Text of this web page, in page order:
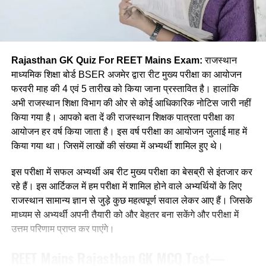
Ans :- ©
Q. कौनसी विधि सबसे प्राथमिक भाषा उपागम
कहलाती है?
(a) अनुकरण विधि
(b)व्यतिरेकी विधि
(c) व्याकरण अनुवाद विधि
(d) ध्वन्यात्मक विधि
Q. बम नृत्य किस जिले का प्रसिद्ध है?
(a) कोटा
(b) जयपुर
(c) भरतपुर
(d) झालावाड़
Ans:- ©
Q. जयनारायण व्यास को किस नृत्य को प्रकाश में लाने का श्रेय दिया जाता
है?
(a) डांग नृत्य
Rajasthan GK Quiz For REET Mains Exam: राजस्थान
माध्यमिक शिक्षा बोर्ड BSER अजमेर द्वारा रीट मुख्य परीक्षा का आयोजन
फरवरी माह की 4 एवं 5 तारीख को किया जाना प्रस्तावित है। हालांकि
अभी राजस्थान शिक्षा विभाग की ओर से कोई आधिकारिक नोटिस जारी नहीं
किया गया है। आपको बता दें की राजस्थान शिक्षक पात्रता परीक्षा का
आयोजन हर वर्ष किया जाता है। इस वर्ष परीक्षा का आयोजन जुलाई माह में
किया गया था। जिसमें लाखों की संख्या में अभ्यर्थी शामिल हुए थे।
इस परीक्षा में सफल अभ्यर्थी अब रीट मुख्य परीक्षा का बेसब्री से इंतजार कर
रहे हैं। इस आर्टिकल में हम परीक्षा में शामिल होने वाले अभ्यर्थियों के लिए
राजस्थान सामान्य ज्ञान से जुड़े कुछ महत्वपूर्ण सवाल लेकर आए हैं। जिसके
माध्यम से अभ्यर्थी अपनी तैयारी को और बेहतर बना सकेंगे और परीक्षा में
उत्तम परिणाम प्राप्त कर पाएंगे।